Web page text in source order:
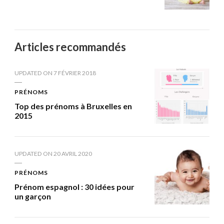
Articles recommandés
UPDATED ON 7 FÉVRIER 2018
PRÉNOMS
Top des prénoms à Bruxelles en
2015
UPDATED ON 20 AVRIL 2020
PRÉNOMS
Prénom espagnol : 30 idées pour
un garçon